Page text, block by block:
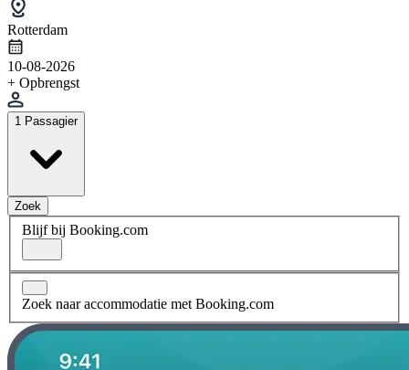
Rotterdam
10-08-2026
+ Opbrengst
1 Passagier
Zoek
Blijf bij Booking.com
Zoek naar accommodatie met Booking.com